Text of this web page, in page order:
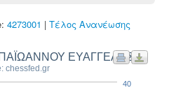
4273001 | Τέλος Ανανέωσης
ΕΥΑΓΓΕΛΟΣ
chessfed.gr
40